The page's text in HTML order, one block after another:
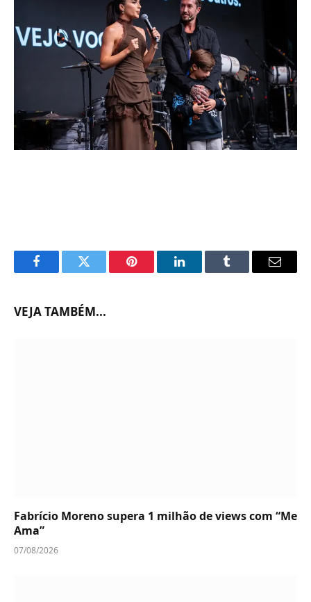
FacebookTwitter Pinterest LinkedInTumblr Email
VEJA TAMBÉM...
Fabrício Moreno supera 1 milhão de views com “Me
Ama”
07/08/2026